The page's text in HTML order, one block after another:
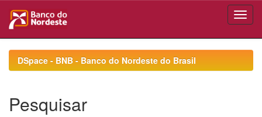
navigationDSpace - BNB - Banco do Nordeste do Brasil
Pesquisar